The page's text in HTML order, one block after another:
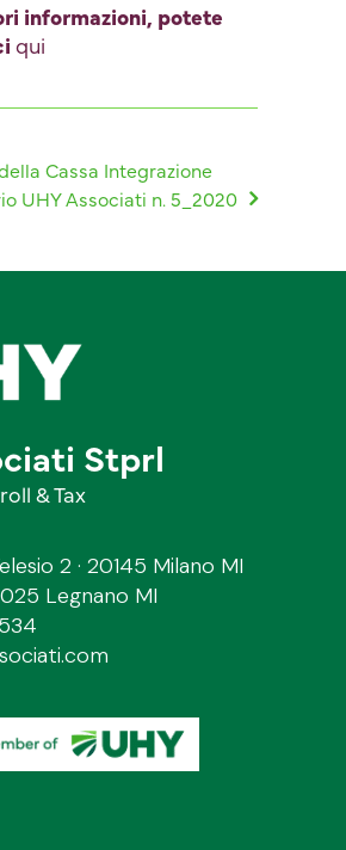
informazioni, potete
qui
Cassa Integrazione
UHY Associati n. 5_2020
Stprl
& Tax
2 · 20145 Milano MI
Legnano MI